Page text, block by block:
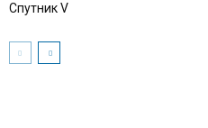
Спутник V